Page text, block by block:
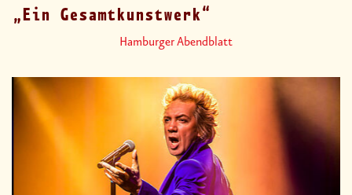
Ein Gesamtkunstwerk
Hamburger Abendblatt